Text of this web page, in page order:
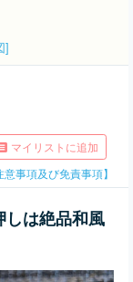
]
マイリストに追加
意事項及び免責事項】
は絶品和風